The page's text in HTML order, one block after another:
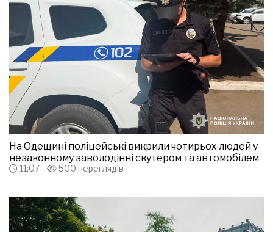
На Одещині поліцейські викрили чотирьох людей у
незаконному заволодінні скутером та автомобілем
11:07 500 переглядів